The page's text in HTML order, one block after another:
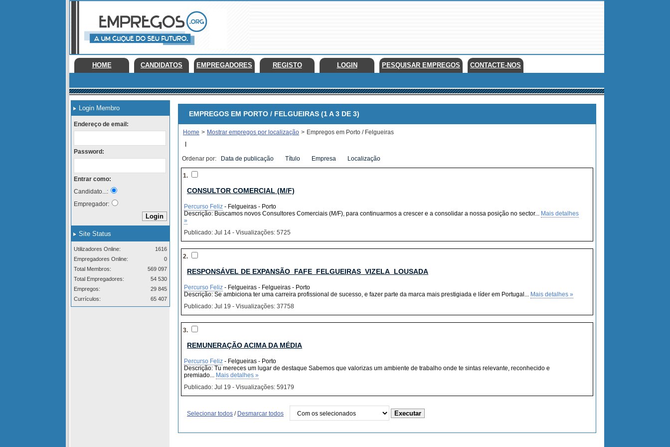
HOME CANDIDATOS EMPREGADORES REGISTO LOGIN PESQUISAR EMPREGOS CONTACTE-NOS
Login Membro
Endereço de email:
Password:
Entrar como:
Candidato...:
Empregador:
Site Status
Utilizadores Online:
1616
Empregadores Online:
0
Total Membros:
569 097
Total Empregadores:
54 530
Empregos:
29 845
Currículos:
65 407
EMPREGOS EM PORTO / FELGUEIRAS (1 A 3 DE 3)
Home > Mostrar empregos por localização > Empregos em Porto / Felgueiras
|
Ordenar por: Data de publicação Título Empresa Localização
1.
CONSULTOR COMERCIAL (M/F)
Percurso Feliz - Felgueiras - Porto
Descrição: Buscamos novos Consultores Comerciais (M/F), para continuarmos a crescer e a consolidar a nossa posição no sector... Mais detalhes
»
Publicado: Jul 14 - Visualizações: 5725
2.
RESPONSÁVEL DE EXPANSÃO_FAFE_FELGUEIRAS_VIZELA_LOUSADA
Percurso Feliz - Felgueiras - Felgueiras - Porto
Descrição: Se ambiciona ter uma carreira profissional de sucesso, e fazer parte da marca mais prestigiada e líder em Portugal... Mais detalhes »
Publicado: Jul 19 - Visualizações: 37758
3.
REMUNERAÇÃO ACIMA DA MÉDIA
Percurso Feliz - Felgueiras - Porto
Descrição: Tu mereces um lugar de destaque Sabemos que valorizas um ambiente de trabalho onde te sintas relevante, reconhecido e
premiado... Mais detalhes »
Publicado: Jul 19 - Visualizações: 59179
Selecionar todos / Desmarcar todos